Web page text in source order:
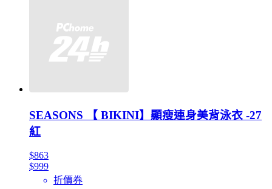
SEASONS 【 BIKINI】顯瘦連身美背泳衣 -27
紅
$863
$999
折價券